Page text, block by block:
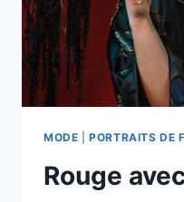
MODE |PORTRAITS DE
Rouge